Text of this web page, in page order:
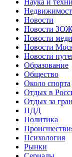
Новости
Новости ЗОЖ
Новости
Новости
Новости
Образование
Общество
Около спорта
Отдых в
Отдых за
ПДД
Политика
Психология
Рынки